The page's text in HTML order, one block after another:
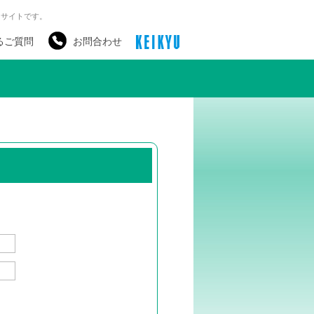
トです。
ご質問 お問合わせ